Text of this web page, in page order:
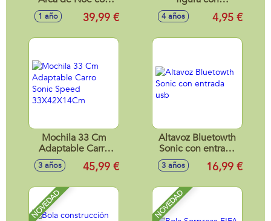
encajables y
sonidos, incluye
1 año 39,99 €
accesorios 4 mod.
sdos. (soldado,
4 años 4,95 €
Mochila 33 Cm
Adaptable Carro
Sonic Speed
33X42X14Cm
3 años 45,99 €
Altavoz Bluetowth
Sonic con entrada
3 años 16,99 €
NOVEDAD NOVEDAD